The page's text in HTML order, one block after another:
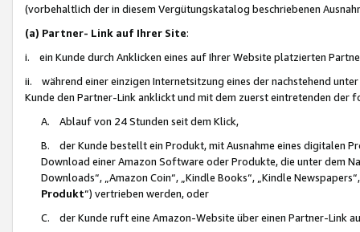
(vorbehaltlich der in diesem Vergütungskatalog beschriebenen
(a) Partner- Link auf Ihrer Site:
i. ein Kunde durch Anklicken eines auf Ihrer Website platzierten
ii. während einer einzigen Internetsitzung eines der nachstehend
Kunde den Partner-Link anklickt und mit dem zuerst eintretenden der
A. Ablauf von 24 Stunden seit dem Klick,
B. der Kunde bestellt ein Produkt, mit Ausnahme eines digitalen
Download einer Amazon Software oder Produkte, die unter dem
Downloads“, „Amazon Coin“, „Kindle Books“, „Kindle
Produkt“) vertrieben werden, oder
C. der Kunde ruft eine Amazon-Website über einen Partner-Link